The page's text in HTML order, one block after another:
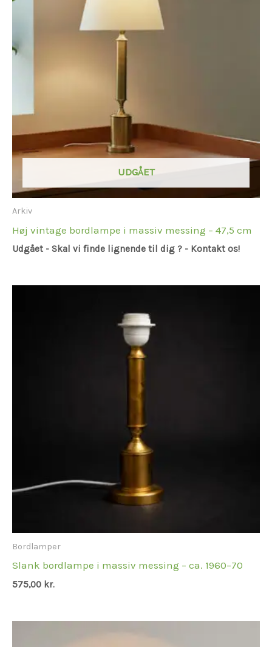
UDGÅET
Arkiv
Høj vintage bordlampe i massiv messing – 47,5 cm
Udgået - Skal vi finde lignende til dig ? - Kontakt os!
Bordlamper
Slank bordlampe i massiv messing – ca. 1960–70
575,00 kr.